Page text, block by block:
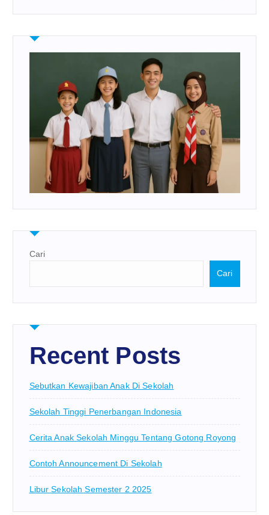
Cari
Cari
Recent Posts
Sebutkan Kewajiban Anak Di Sekolah
Sekolah Tinggi Penerbangan Indonesia
Cerita Anak Sekolah Minggu Tentang Gotong Royong
Contoh Announcement Di Sekolah
Libur Sekolah Semester 2 2025